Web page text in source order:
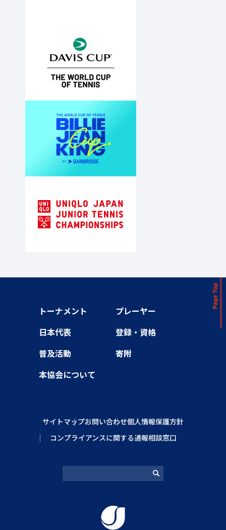
トーナメント
プレーヤー
日本代表
登録・資格
普及活動
寄附
本協会について
サイトマップお問い合わせ個人情報保護方針
コンプライアンスに関する通報相談窓口